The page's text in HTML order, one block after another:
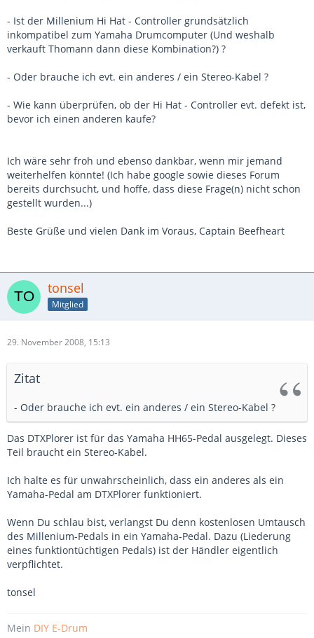
- Ist der Millenium Hi Hat - Controller grundsätzlich
inkompatibel zum Yamaha Drumcomputer (Und weshalb
verkauft Thomann dann diese Kombination?) ?
- Oder brauche ich evt. ein anderes / ein Stereo-Kabel ?
- Wie kann überprüfen, ob der Hi Hat - Controller evt. defekt ist,
bevor ich einen anderen kaufe?
Ich wäre sehr froh und ebenso dankbar, wenn mir jemand
weiterhelfen könnte! (Ich habe google sowie dieses Forum
bereits durchsucht, und hoffe, dass diese Frage(n) nicht schon
gestellt wurden...)
Beste Grüße und vielen Dank im Voraus, Captain Beefheart
tonsel
Mitglied
29. November 2008, 15:13
Zitat
- Oder brauche ich evt. ein anderes / ein Stereo-Kabel ?
Das DTXPlorer ist für das Yamaha HH65-Pedal ausgelegt. Dieses
Teil braucht ein Stereo-Kabel.
Ich halte es für unwahrscheinlich, dass ein anderes als ein
Yamaha-Pedal am DTXPlorer funktioniert.
Wenn Du schlau bist, verlangst Du denn kostenlosen Umtausch
des Millenium-Pedals in ein Yamaha-Pedal. Dazu (Liederung
eines funktiontüchtigen Pedals) ist der Händler eigentlich
verpflichtet.
tonsel
Mein DIY E-Drum